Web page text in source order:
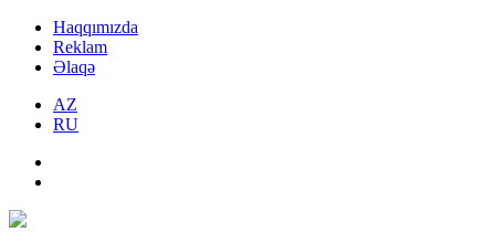
Haqqımızda
Reklam
Əlaqə
AZ
RU